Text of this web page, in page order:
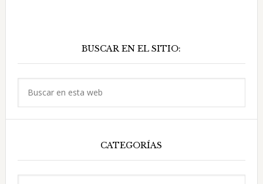
principal
BUSCAR EN EL SITIO:
CATEGORÍAS